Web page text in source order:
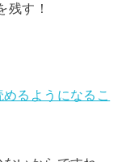
残す！
るようになるこ